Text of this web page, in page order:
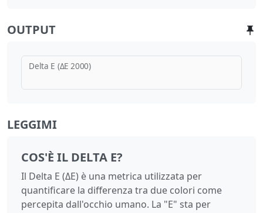
OUTPUT
Delta E (ΔE 2000)
LEGGIMI
COS'È IL DELTA E?
Il Delta E (ΔE) è una metrica utilizzata per
quantificare la differenza tra due colori come
percepita dall'occhio umano. La "E" sta per